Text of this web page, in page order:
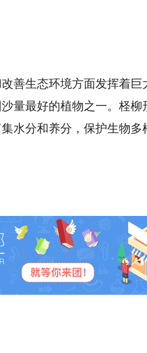
善生态环境方面发挥着
量最好的植物之一。柽
水分和养分，保护生物多